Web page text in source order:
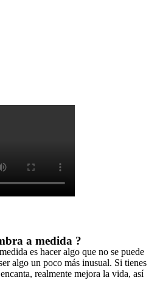
a medida ?
es hacer algo que no se puede
algo un poco más inusual. Si tienes
realmente mejora la vida, así